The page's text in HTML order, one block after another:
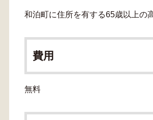
和泊町に住所を有する65歳以上の
費用
無料